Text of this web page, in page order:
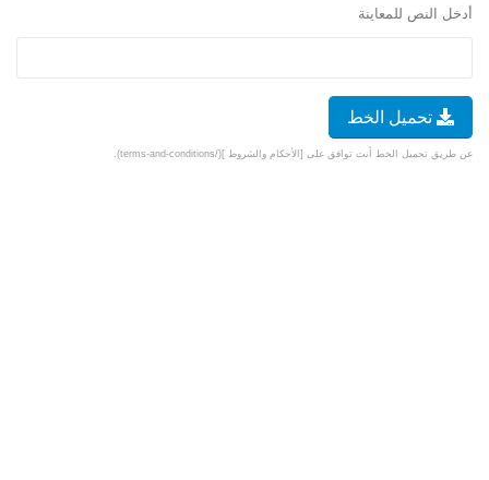
أدخل النص للمعاينة
تحميل الخط
عن طريق تحميل الخط أنت توافق على [الأحكام والشروط ](/terms-and-conditions).